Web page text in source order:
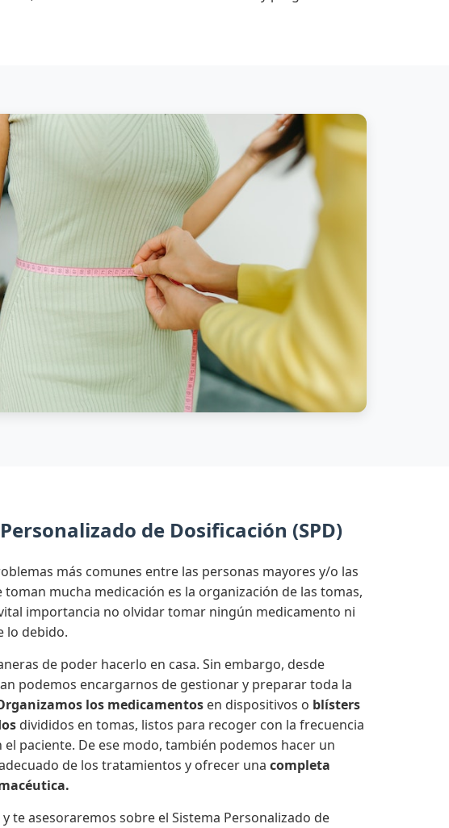
de Dosificación (SPD)
más comunes entre las personas mayores y/o las
toman mucha medicación es la organización de las tomas,
importancia no olvidar tomar ningún medicamento ni
lo debido.
de poder hacerlo en casa. Sin embargo, desde
podemos encargarnos de gestionar y preparar toda la
los medicamentos en dispositivos o blísters
divididos en tomas, listos para recoger con la frecuencia
el paciente. De ese modo, también podemos hacer un
de los tratamientos y ofrecer una completa
y te asesoraremos sobre el Sistema Personalizado de